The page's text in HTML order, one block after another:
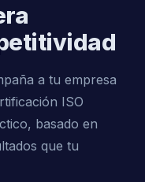
a tu empresa
ISO
basado en
que tu